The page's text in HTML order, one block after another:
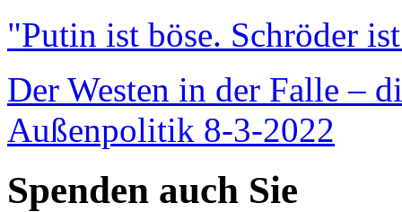
"Putin ist böse. Schröder
Der Westen in der Falle –
Außenpolitik 8-3-2022
Spenden auch Sie